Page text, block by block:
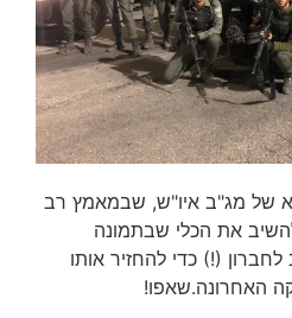
של מג"ב איו"ש, שבמאמץ רב
את הכלי שבתמונה
800) שנגנב לחברון (!) כדי להחזיר אותו
האחרונה.שאפו!